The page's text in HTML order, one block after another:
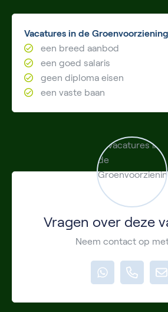
Vacatures in de
een breed aanbod
een goed salaris
geen diploma eisen
een vaste baan
Vragen over deze
Neem contact op